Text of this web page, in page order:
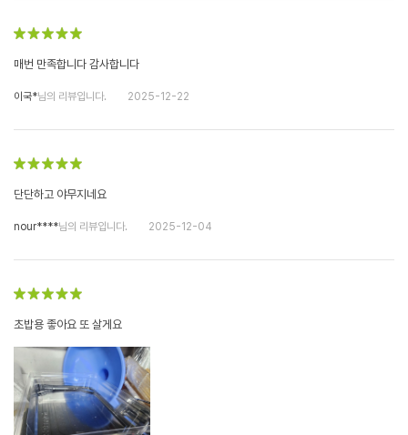
매번 만족합니다 감사합니다
이국*님의 리뷰입니다. 2025-12-22
단단하고 야무지네요
nour****님의 리뷰입니다. 2025-12-04
초밥용 좋아요 또 살게요